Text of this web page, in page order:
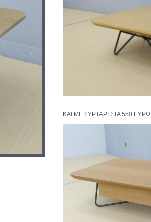
ΚΑΙ ΜΕ ΣΥΡΤΑΡΙ ΣΤΑ 550 ΕΥΡΩ